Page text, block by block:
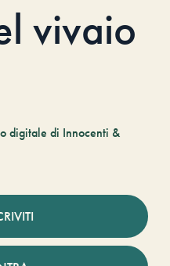
vivaio
digitale di Innocenti &